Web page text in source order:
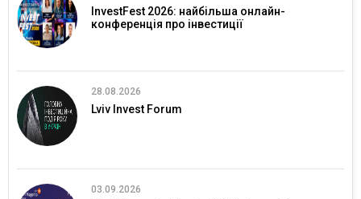
InvestFest 2026: найбільша онлайн-
конференція про інвестиції
28.08.2026
Lviv Invest Forum
03.09.2026